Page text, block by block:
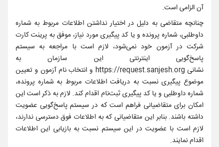
آن الزامی است.
چنانچه متقاضی به دلیل در اختیار نداشتن اطلاعات مربوط به شماره
داوطلبی، شماره پرونده و یا کد پیگیری مورد نیاز، موفق به پرینت کارت
شرکت در آزمون خود نمی‌شود، لازم است با مراجعه به سیستم
پاسخ‌گویی اینترنتی این سازمان به
نشانی https://request.sanjesh.org و انتخاب نام آزمون و تعیین
موضوع پیگیری نسبت به دریافت اطلاعات مربوط به شماره پرونده،
شماره داوطلبی و یا کد پیگیری ثبت‌نام اقدام کند. لازم به ذکر است این
امکان برای متقاضیانی فراهم است که در سیستم پاسخ‌گویی عضویت
داشته باشند. بنابر این متقاضیانی که به اطلاعات فوق دسترسی ندارند،
لازم است با عضویت در این سیستم نسبت به بازیابی این اطلاعات
اقدام نمایند.